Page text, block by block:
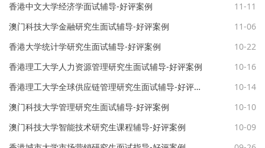
香港中文大学经济学面试辅导-好评案例
11-11
澳门科技大学金融研究生面试辅导-好评案例
11-06
香港大学统计学研究生面试辅导-好评案例
10-22
香港理工大学人力资源管理研究生面试辅导-好评案例
10-16
香港理工大学全球供应链管理研究生面试辅导-好评案例
10-14
澳门科技大学管理研究生面试辅导-好评案例
10-10
澳门科技大学智能技术研究生课程辅导-好评案例
10-09